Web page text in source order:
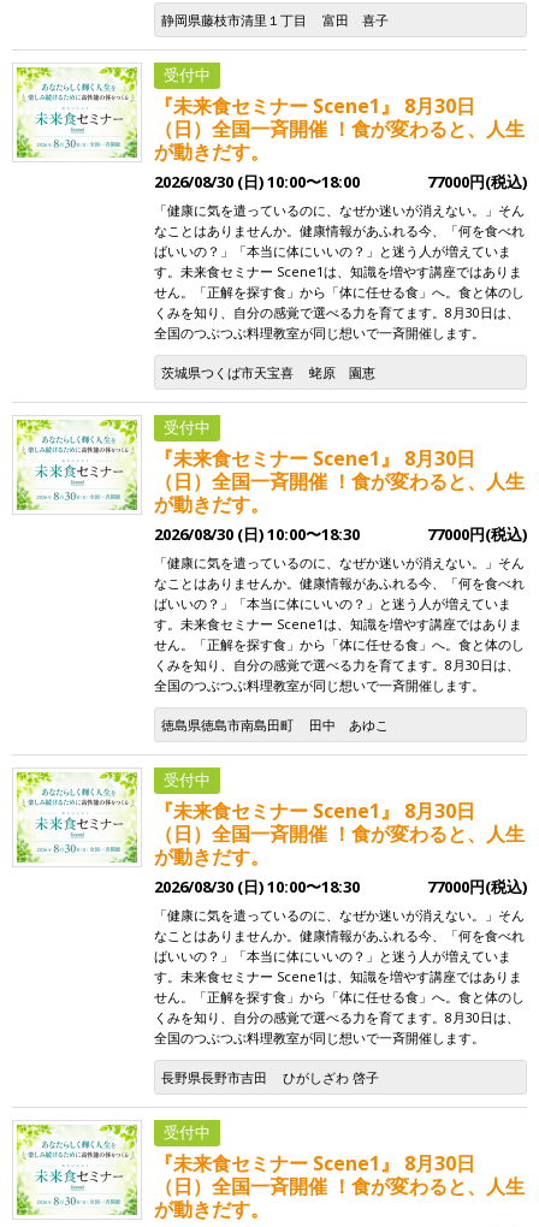
静岡県藤枝市清里１丁目 富田 喜子
受付中
『未来食セミナー Scene1』 8月30日
（日）全国一斉開催 ！食が変わると、人生
が動きだす。
2026/08/30 (日) 10:00〜18:00 77000円(税込)
「健康に気を遣っているのに、なぜか迷いが消えない。」そん
なことはありませんか。健康情報があふれる今、「何を食べれ
ばいいの？」「本当に体にいいの？」と迷う人が増えていま
す。未来食セミナー Scene1は、知識を増やす講座ではありま
せん。「正解を探す食」から「体に任せる食」へ。食と体のし
くみを知り、自分の感覚で選べる力を育てます。8月30日は、
全国のつぶつぶ料理教室が同じ想いで一斉開催します。
茨城県つくば市天宝喜 蛯原 園恵
受付中
『未来食セミナー Scene1』 8月30日
（日）全国一斉開催 ！食が変わると、人生
が動きだす。
2026/08/30 (日) 10:00〜18:30 77000円(税込)
「健康に気を遣っているのに、なぜか迷いが消えない。」そん
なことはありませんか。健康情報があふれる今、「何を食べれ
ばいいの？」「本当に体にいいの？」と迷う人が増えていま
す。未来食セミナー Scene1は、知識を増やす講座ではありま
せん。「正解を探す食」から「体に任せる食」へ。食と体のし
くみを知り、自分の感覚で選べる力を育てます。8月30日は、
全国のつぶつぶ料理教室が同じ想いで一斉開催します。
徳島県徳島市南島田町 田中 あゆこ
受付中
『未来食セミナー Scene1』 8月30日
（日）全国一斉開催 ！食が変わると、人生
が動きだす。
2026/08/30 (日) 10:00〜18:30 77000円(税込)
「健康に気を遣っているのに、なぜか迷いが消えない。」そん
なことはありませんか。健康情報があふれる今、「何を食べれ
ばいいの？」「本当に体にいいの？」と迷う人が増えていま
す。未来食セミナー Scene1は、知識を増やす講座ではありま
せん。「正解を探す食」から「体に任せる食」へ。食と体のし
くみを知り、自分の感覚で選べる力を育てます。8月30日は、
全国のつぶつぶ料理教室が同じ想いで一斉開催します。
長野県長野市吉田 ひがしざわ 啓子
受付中
『未来食セミナー Scene1』 8月30日
（日）全国一斉開催 ！食が変わると、人生
が動きだす。